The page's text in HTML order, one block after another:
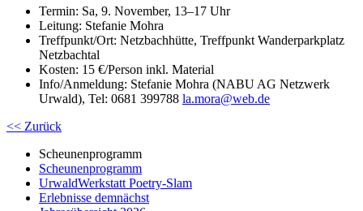
Termin: Sa, 9. November, 13–17 Uhr
Leitung: Stefanie Mohra
Treffpunkt/Ort: Netzbachhütte, Treffpunkt Wanderparkplatz
Netzbachtal
Kosten: 15 €/Person inkl. Material
Info/Anmeldung: Stefanie Mohra (NABU AG Netzwerk
Urwald), Tel: 0681 399788 la.mora@web.de
<< Zurück
Scheunenprogramm
Scheunenprogramm
UrwaldWerkstatt Poetry-Slam
Erlebnisse demnächst